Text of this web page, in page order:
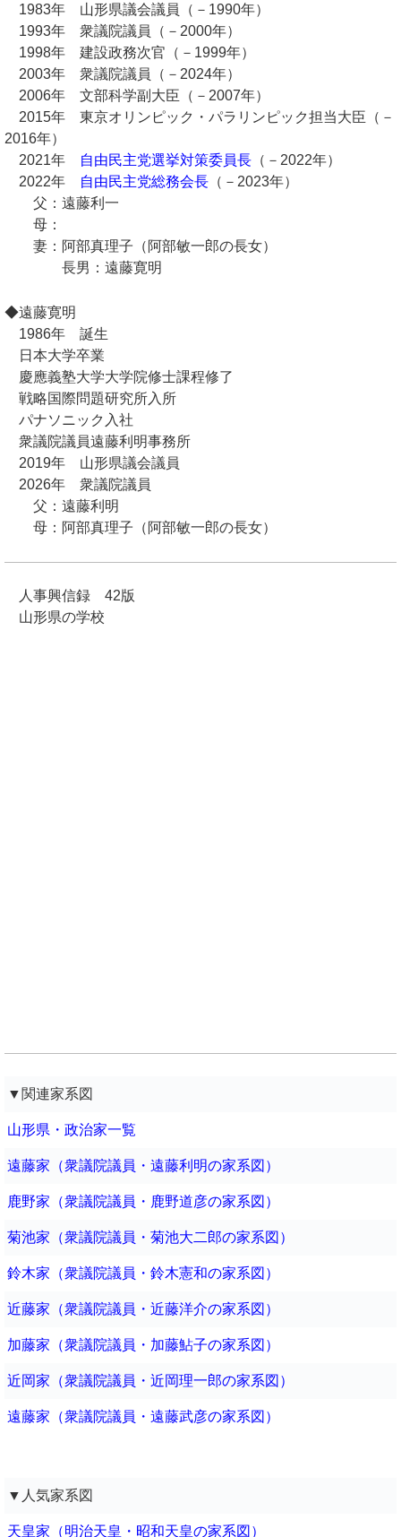
1983年 山形県議会議員（－1990年）
1993年 衆議院議員（－2000年）
1998年 建設政務次官（－1999年）
2003年 衆議院議員（－2024年）
2006年 文部科学副大臣（－2007年）
2015年 東京オリンピック・パラリンピック担当大臣（－
2016年）
2021年
自由民主党選挙対策委員長（－2022年）
2022年
自由民主党総務会長（－2023年）
父：遠藤利一
母：
妻：阿部真理子（阿部敏一郎の長女）
長男：遠藤寛明
◆遠藤寛明
1986年 誕生
日本大学卒業
慶應義塾大学大学院修士課程修了
戦略国際問題研究所入所
パナソニック入社
衆議院議員遠藤利明事務所
2019年 山形県議会議員
2026年 衆議院議員
父：遠藤利明
母：阿部真理子（阿部敏一郎の長女）
人事興信録 42版
山形県の学校
▼関連家系図
山形県・政治家一覧
遠藤家（衆議院議員・遠藤利明の家系図）
鹿野家（衆議院議員・鹿野道彦の家系図）
菊池家（衆議院議員・菊池大二郎の家系図）
鈴木家（衆議院議員・鈴木憲和の家系図）
近藤家（衆議院議員・近藤洋介の家系図）
加藤家（衆議院議員・加藤鮎子の家系図）
近岡家（衆議院議員・近岡理一郎の家系図）
遠藤家（衆議院議員・遠藤武彦の家系図）
▼人気家系図
天皇家（明治天皇・昭和天皇の家系図）